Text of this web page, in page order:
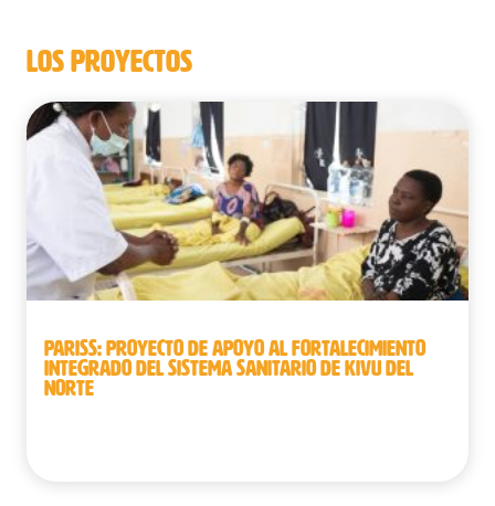
LOS PROYECTOS
PARISS: PROYECTO DE APOYO AL FORTALECIMIENTO
INTEGRADO DEL SISTEMA SANITARIO DE KIVU DEL
NORTE